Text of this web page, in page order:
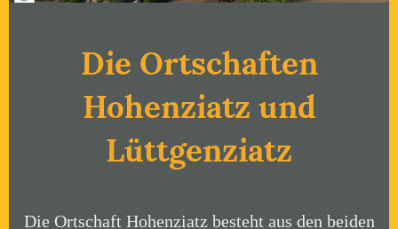
Die Ortschaften
Hohenziatz und
Lüttgenziatz
Die Ortschaft Hohenziatz besteht aus den beiden